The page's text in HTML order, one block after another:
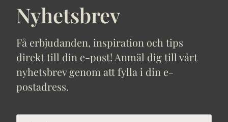
Nyhetsbrev
Få erbjudanden, inspiration och tips
direkt till din e-post! Anmäl dig till vårt
nyhetsbrev genom att fylla i din e-
postadress.